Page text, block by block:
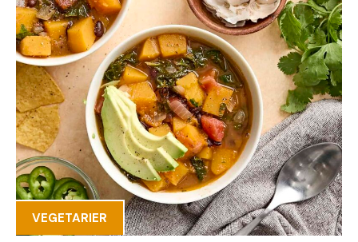
VEGETARIER